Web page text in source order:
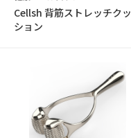
Cellsh 背筋ストレッチクッ
ション